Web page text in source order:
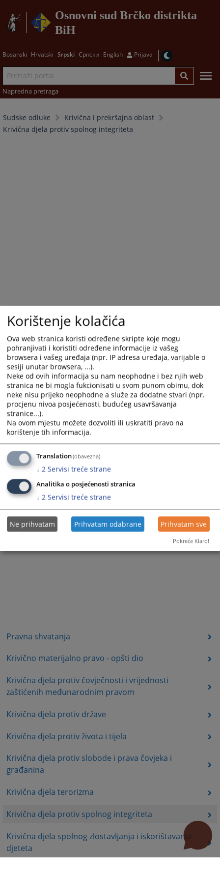
Osnovni sud Brčko distrikta
BiH
Bosanski Hrvatski Srpski Српски English Prijava
Napredna pretraga
Sudske odluke
Krivična i prekršajna oblast
Krivična djela protiv spolnog integriteta
Pravna shvatanja
Krivično materijalno pravo - opšti dio
Krivična djela protiv čovječnosti i vrijednosti
zaštićenih međunarodnim pravom
Krivična djela protiv države
Krivična djela protiv života i tijela
Krivična djela protiv slobode i prava čovjeka i
građanina
Krivična djela terorizma
Krivična djela protiv spolnog integriteta
Krivična djela spolnog zlostavljanja i iskorištavanja
djeteta
Trenutno nema vijesti
Korištenje kolačića
Ova web stranica koristi određene skripte koje mogu
pohranjivati i koristiti određene informacije iz vašeg
browsera i vašeg uređaja (npr. IP adresa uređaja, varijable o
sesiji unutar browsera, ...).
Neke od ovih informacija su nam neophodne i bez njih web
stranica ne bi mogla fukcionisati u svom punom obimu, dok
neke nisu prijeko neophodne a služe za dodatne stvari (npr.
procjenu nivoa posjećenosti, budućeg usavršavanja
stranice...).
Na ovom mjestu možete dozvoliti ili uskratiti pravo na
korištenje tih informacija.
Translation(obavezna)
↓ 2 Servisi treće strane
Analitika o posjećenosti stranica
↓ 2 Servisi treće strane
Ne prihvatam Prihvatam odabrane Prihvatam sve
Pokreće Klaro!